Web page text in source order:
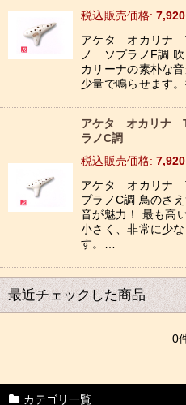
税込
: 7,920
アケタ オカリナ
ノ ソプラノF調 吹
カリーナの素朴な
少量で鳴らせます
アケタ オカリナ
ラノC調
税込
: 7,920
アケタ オカリナ
プラノC調 鳥のさ
音が魅力！ 最も高
小さく、非常に少
す。…
最近チェックした商品
0
カテゴリ一覧